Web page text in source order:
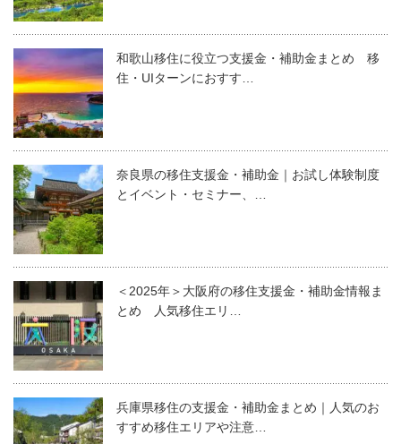
和歌山移住に役立つ支援金・補助金まとめ 移
住・UIターンにおすす…
奈良県の移住支援金・補助金｜お試し体験制度
とイベント・セミナー、…
＜2025年＞大阪府の移住支援金・補助金情報ま
とめ 人気移住エリ…
兵庫県移住の支援金・補助金まとめ｜人気のお
すすめ移住エリアや注意…